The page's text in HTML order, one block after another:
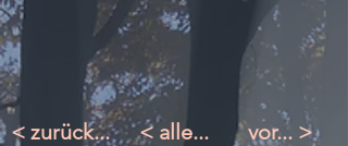
< zurück... < alle... vor... >